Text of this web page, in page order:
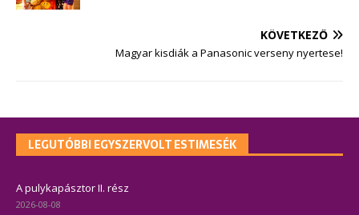
KÖVETKEZŐ
Magyar kisdiák a Panasonic verseny nyertese!
LEGUTÓBBI EGYSZERVOLT ESTIMESÉK
A pulykapásztor II. rész
2026-08-08